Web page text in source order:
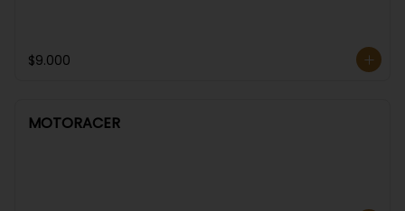
$9.000
MOTORACER